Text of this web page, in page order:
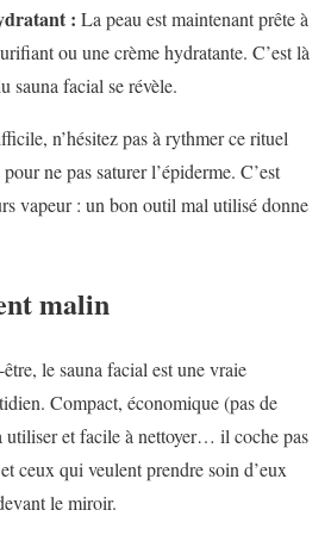
: La peau est maintenant prête à
ou une crème hydratante. C’est là
sauna facial se révèle.
n’hésitez pas à rythmer ce rituel
ne pas saturer l’épiderme. C’est
vapeur : un bon outil mal utilisé donne
malin
le sauna facial est une vraie
Compact, économique (pas de
utiliser et facile à nettoyer… il coche pas
ceux qui veulent prendre soin d’eux
le miroir.